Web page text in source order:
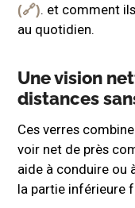
. et comment
au quotidien.
Une vision
distances
Ces verres
voir net de près
aide à conduire ou
la partie inférieure